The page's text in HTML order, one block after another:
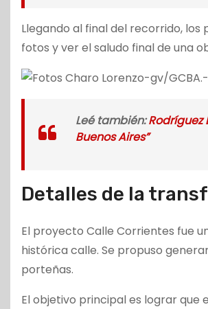
Llegando al final del recorrido,
fotos y ver el saludo final de una
Leé también:Rodríguez
Buenos Aires”
Detalles de la
El proyecto Calle Corrientes fue
histórica calle. Se propuso
porteñas.
El objetivo principal es lograr